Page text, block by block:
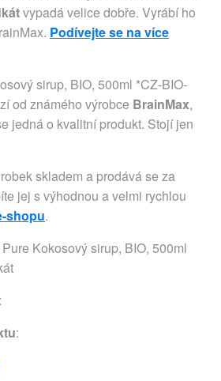
vypadá velice dobře. Vyrábí ho
Podívejte se na více
sirup, BIO, 500ml *CZ-BIO-
od známého výrobce BrainMax,
jedná o kvalitní produkt. Stojí jen
skladem a prodává se za
jej s výhodnou a velmi rychlou
shopu.
Kokosový sirup, BIO, 500ml
: